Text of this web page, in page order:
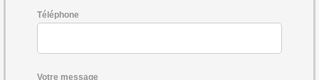
Téléphone
Votre message